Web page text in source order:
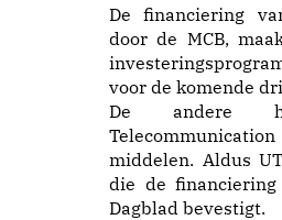
De financiering
door de MCB,
voor de komende
De andere
middelen. Aldus
die de
Dagblad bevestigt.